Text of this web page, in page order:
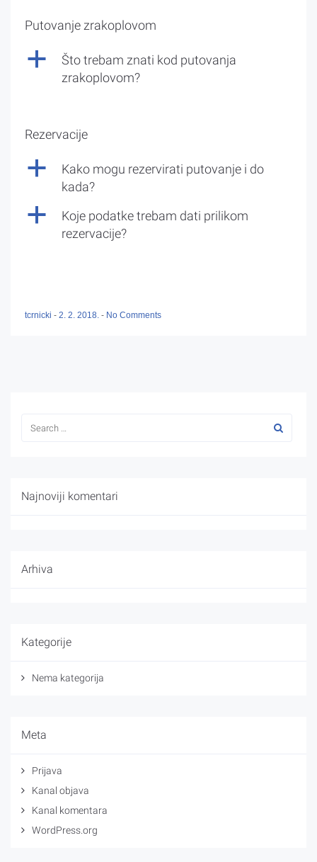
Putovanje zrakoplovom
a
Što trebam znati kod putovanja
zrakoplovom?
Rezervacije
a
Kako mogu rezervirati putovanje i do
kada?
a
Koje podatke trebam dati prilikom
rezervacije?
tcrnicki - 2. 2. 2018. - No Comments
Najnoviji komentari
Arhiva
Kategorije
Nema kategorija
Meta
Prijava
Kanal objava
Kanal komentara
WordPress.org